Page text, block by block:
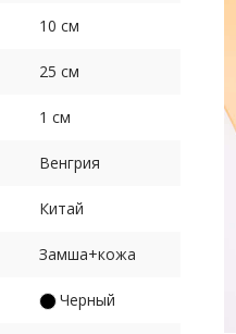
10 см
25 см
1 см
Венгрия
Китай
Замша+кожа
Черный